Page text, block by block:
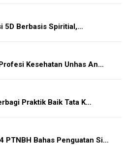
5D Berbasis Spiritial,…
Kesehatan Unhas An…
Praktik Baik Tata K…
PTNBH Bahas Penguatan Si…